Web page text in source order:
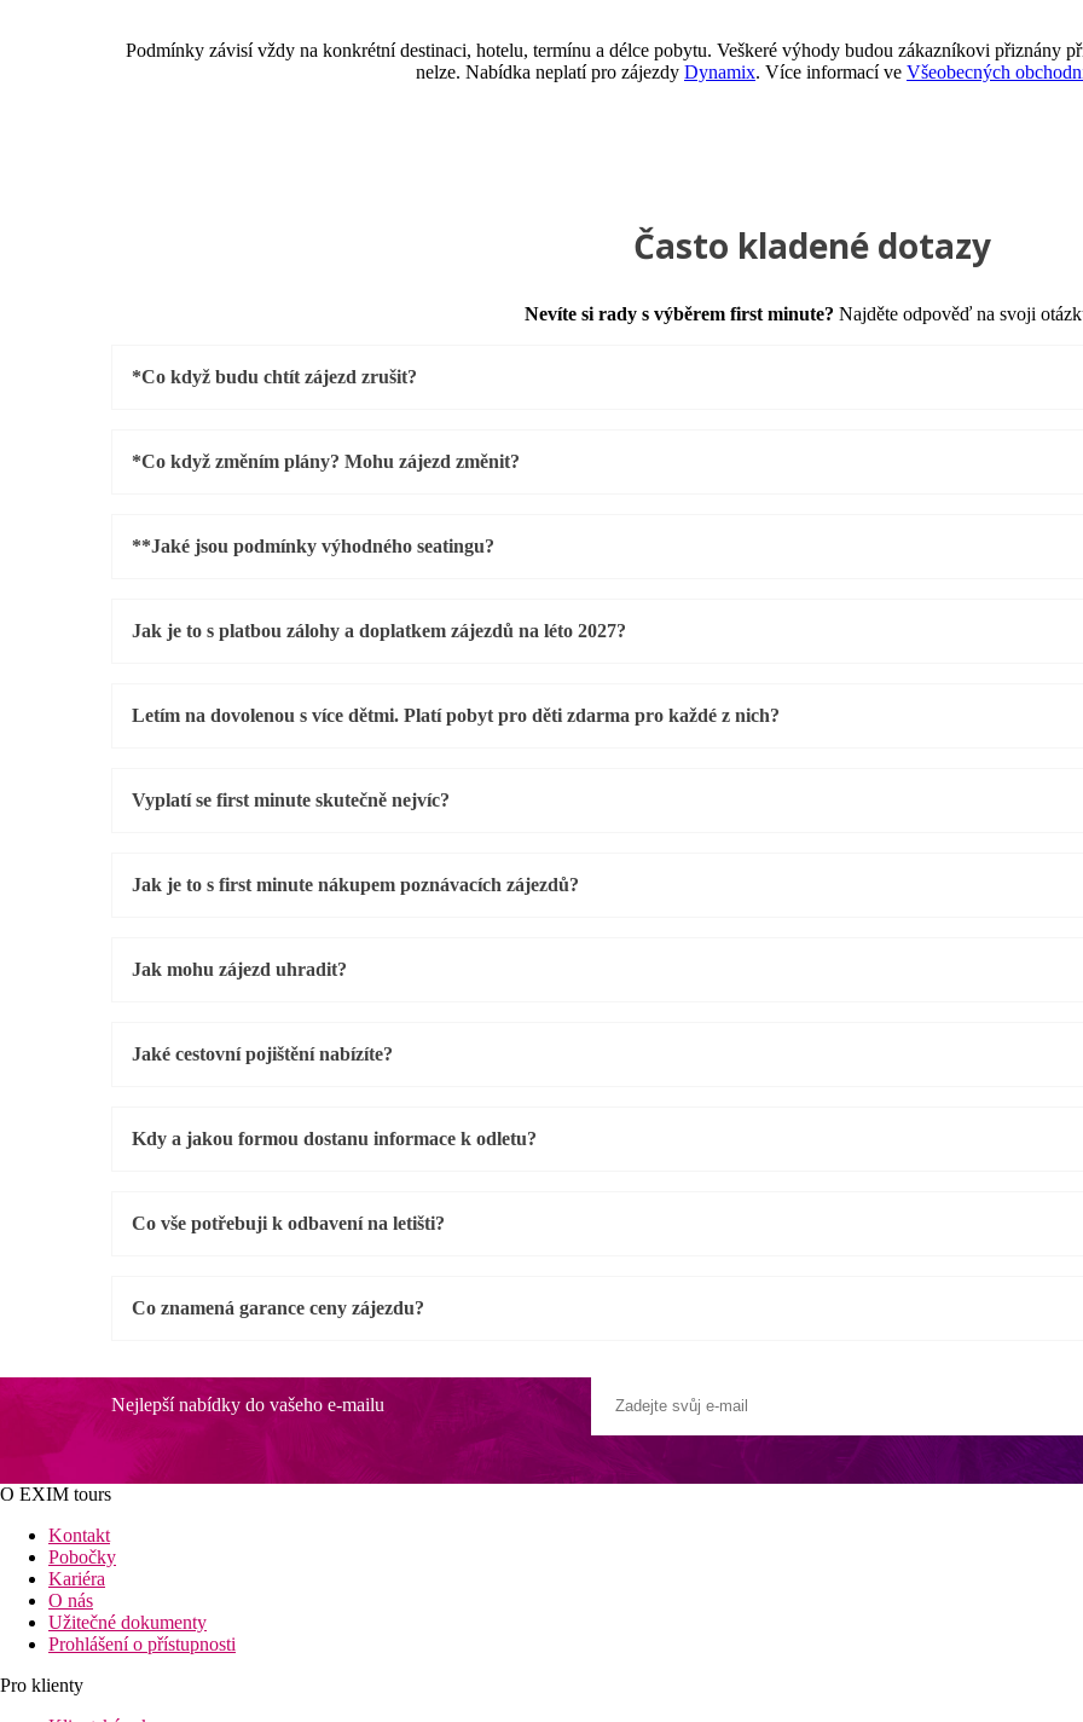
Podmínky závisí vždy na konkrétní destinaci, hotelu, termínu a délce pobytu. Veškeré výhody budou zákazníkovi přiznány
nelze. Nabídka neplatí pro zájezdy Dynamix. Více informací ve Všeobecných
Často kladené dotazy
Nevíte si rady s výběrem first minute? Najděte odpověď na svoji
*Co když budu chtít zájezd zrušit?
*Co když změním plány? Mohu zájezd změnit?
**Jaké jsou podmínky výhodného seatingu?
Jak je to s platbou zálohy a doplatkem zájezdů na léto 2027?
Letím na dovolenou s více dětmi. Platí pobyt pro děti zdarma pro každé z nich?
Vyplatí se first minute skutečně nejvíc?
Jak je to s first minute nákupem poznávacích zájezdů?
Jak mohu zájezd uhradit?
Jaké cestovní pojištění nabízíte?
Kdy a jakou formou dostanu informace k odletu?
Co vše potřebuji k odbavení na letišti?
Co znamená garance ceny zájezdu?
Nejlepší nabídky do vašeho e-mailu
O EXIM tours
Kontakt
Pobočky
Kariéra
O nás
Užitečné dokumenty
Prohlášení o přístupnosti
Pro klienty